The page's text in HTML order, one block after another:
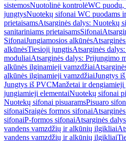
sistemosNuotolinė kontrolėWC puodų,
jungtysNuotekų sifonai WC puodams
prietaisamsAtsarginės dalys: Nuotekų
sanitariniams prietaisamsSifonai
SifonaiJungiamosios alkūnės
alkūnėsTiesioji jungtisAtsarginės
moduliaiAtsarginės dalys: Prijungimo
alkūnės ilginamieji vamzdžiai
alkūnės ilginamieji vamzdžiaiJungtys
Jungtys iš PVCManžetai ir dengiamieji
jungiamieji elementaiNuotekų sifonai
Nuotekų sifonai pisuaramsPisuaro
sifonaiSraigės formos sifonai
sifonaiP-formos sifonaiAtsarginės
vandens vamzdžių ir alkūnių ilgikliai
vandens vamzdžių ir alkūnių ilgikliai